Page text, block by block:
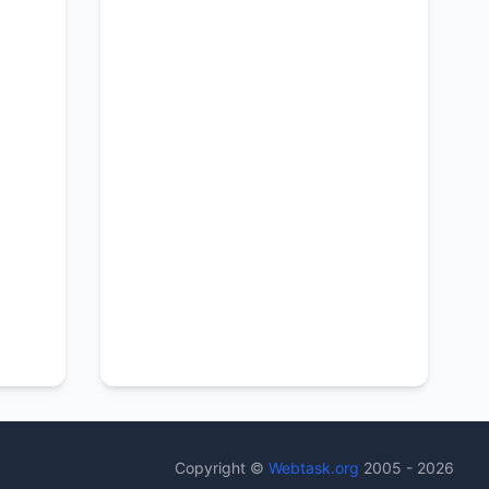
Copyright © Webtask.org 2005 - 2026